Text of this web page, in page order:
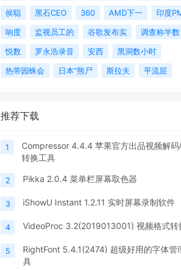
侯聪 黑石CEO 360 AMD下一
印度
响度
监视员工的 谷歌发布实
调查称半数
悦数
罗永浩录音 安西
黑洞数小时
热带园蛛会
日本“熊尸 斯拉夫 平流层
推荐下载
1
Compressor 4.4.4 苹果官方出品视频解码
转换工具
2 Pikka 2.0.4 菜单栏屏幕取色器
3 iShowU Instant 1.2.11 实时屏幕录制软件
4 VideoProc 3.2(2019013001) 视频格式转
5
RightFont 5.4.1(2474) 超级好用的字体管
具